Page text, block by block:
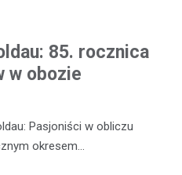
85. rocznica
w obozie
Pasjoniści w obliczu
okresem…